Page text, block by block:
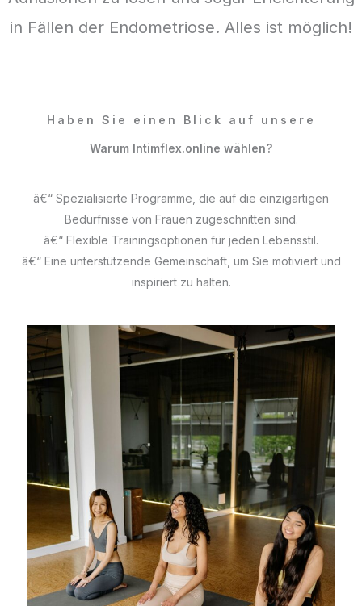
in Fällen der Endometriose. Alles ist möglich!
Haben Sie einen Blick auf unsere
Warum Intimflex.online wählen?
â€“ Spezialisierte Programme, die auf die einzigartigen
Bedürfnisse von Frauen zugeschnitten sind.
â€“ Flexible Trainingsoptionen für jeden Lebensstil.
â€“ Eine unterstützende Gemeinschaft, um Sie motiviert und
inspiriert zu halten.